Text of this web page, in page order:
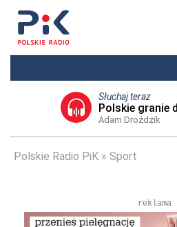
Słuchaj teraz
Polskie granie
Adam Droździk
Polskie Radio PiK Sport
reklama